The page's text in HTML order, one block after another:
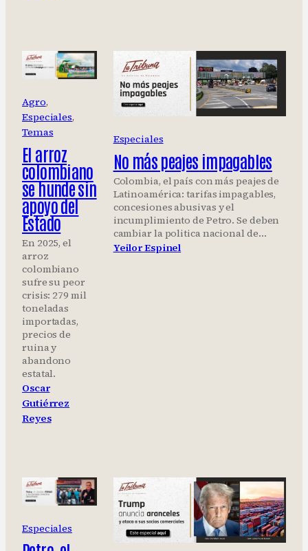
Agro
Especiales
Temas
El arroz
colombiano
se hunde sin
apoyo del
Estado
En 2025, el
arroz
colombiano
sufre su peor
crisis: 279 mil
toneladas
importadas,
precios de
ruina y
abandono
estatal.
Oscar
Gutiérrez
Reyes
Especiales
No más peajes impagables
Colombia, el país con más peajes de
Latinoamérica: tarifas impagables,
concesiones abusivas y el
incumplimiento de Petro. Se deben
cambiar la politica nacional de…
Yeilor Espinel
Especiales